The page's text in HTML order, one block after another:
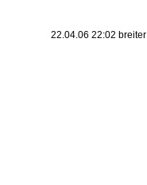
22.04.06 22:02 breiter